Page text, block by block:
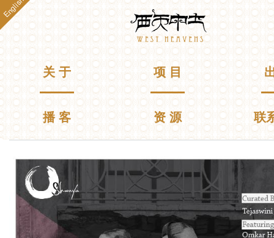
跳
转
到
主
要
内
容
Westheavens
English
主菜单 关 于 项 目
播 客 资 源 联
你在这里